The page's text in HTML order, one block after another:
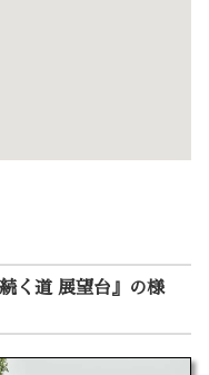
く道 展望台』の様